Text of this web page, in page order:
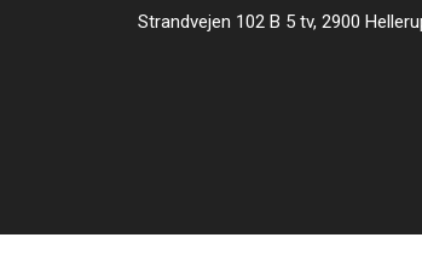
Strandvejen 102 B 5 tv, 2900